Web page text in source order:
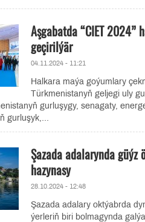
Aşgabatda “CIET 2024”
geçirilýär
04.11.2024 - 11:21
Halkara maýa goýumlary
Türkmenistanyň geljegi uly
gurluşygy, senagaty,
gurluşyk,...
Şazada adalarynda
hazynasy
28.10.2024 - 12:48
Şazada adalary oktýabrda
ýerleriň biri bolmagynda